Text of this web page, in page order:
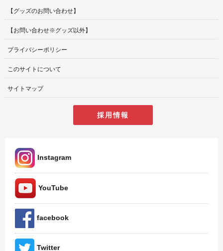
【グッズのお問い合わせ】
【お問い合わせ※グッズ以外】
プライバシーポリシー
このサイトについて
サイトマップ
採用情報
Instagram
YouTube
facebook
Twitter